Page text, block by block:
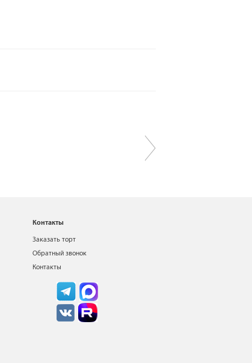
Контакты
Заказать торт
Обратный звонок
Контакты